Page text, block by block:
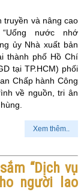
truyền và nâng cao
nước nhớ
ủy Nhà xuất bản
thành phố Hồ Chí
tại TP.HCM) phối
Chấp hành Công
về nguồn, tri ân
Xem thêm..
“Dịch vụ
người lao